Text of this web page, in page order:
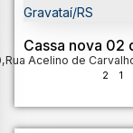
Cassa nova 02
Gravataí/RS
,Rua Acelino de
2 1